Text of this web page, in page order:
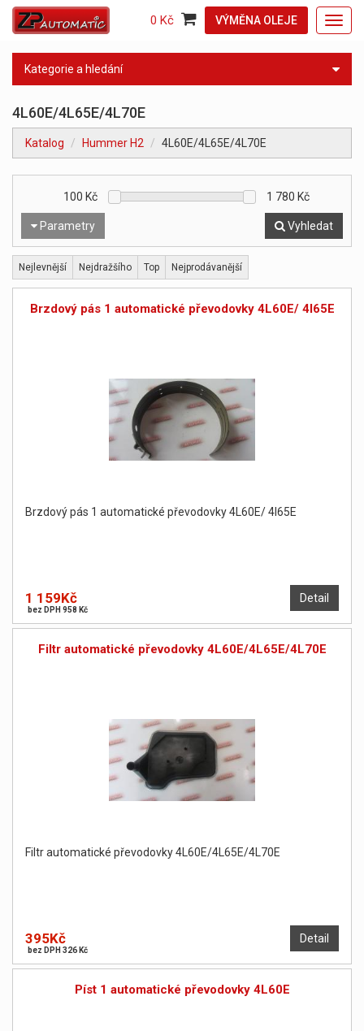
VÝMĚNA OLEJE
0 Kč
Kategorie a hledání
4L60E/4L65E/4L70E
Katalog Hummer H2 4L60E/4L65E/4L70E
Parametry
100 Kč 1 780 Kč
Vyhledat
Nejlevnější Nejdražšího Top Nejprodávanější
Brzdový pás 1 automatické převodovky 4L60E/ 4l65E
Brzdový pás 1 automatické převodovky 4L60E/ 4l65E
Detail
1 159Kč
bez DPH 958 Kč
Filtr automatické převodovky 4L60E/4L65E/4L70E
Filtr automatické převodovky 4L60E/4L65E/4L70E
Detail
395Kč
bez DPH 326 Kč
Píst 1 automatické převodovky 4L60E